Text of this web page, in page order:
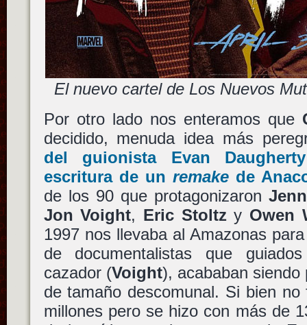
El nuevo cartel de Los Nuevos
Por otro lado nos enteramos que
decidido, menuda idea más
del guionista Evan Daugherty
escritura de un remakede
de los 90 que protagonizaron
Jon Voight, Eric Stoltzy Owen
1997 nos llevaba al Amazonas
de documentalistas que
cazador (Voight), acababan siendo
de tamaño descomunal. Si bien
millones pero se hizo con más de